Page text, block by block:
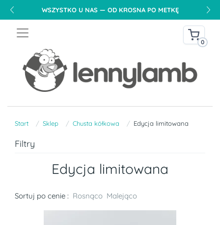
WSZYSTKO U NAS — OD KROSNA PO METKĘ
0
Start Sklep Chusta kółkowa Edycja limitowana
Filtry
Edycja limitowana
Sortuj po cenie : Rosnąco Malejąco